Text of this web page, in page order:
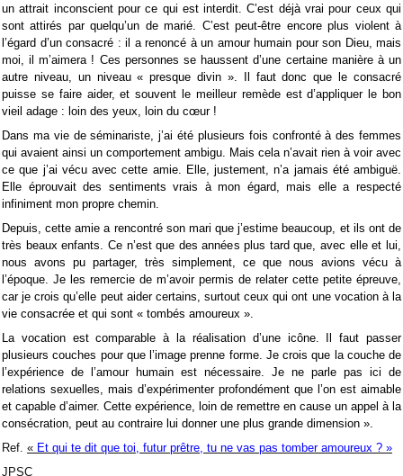
un attrait inconscient pour ce qui est interdit. C’est déjà vrai pour ceux qui
sont attirés par quelqu’un de marié. C’est peut-être encore plus violent à
l’égard d’un consacré : il a renoncé à un amour humain pour son Dieu, mais
moi, il m’aimera ! Ces personnes se haussent d’une certaine manière à un
autre niveau, un niveau « presque divin ». Il faut donc que le consacré
puisse se faire aider, et souvent le meilleur remède est d’appliquer le bon
vieil adage : loin des yeux, loin du cœur !
Dans ma vie de séminariste, j’ai été plusieurs fois confronté à des femmes
qui avaient ainsi un comportement ambigu. Mais cela n’avait rien à voir avec
ce que j’ai vécu avec cette amie. Elle, justement, n’a jamais été ambiguë.
Elle éprouvait des sentiments vrais à mon égard, mais elle a respecté
infiniment mon propre chemin.
Depuis, cette amie a rencontré son mari que j’estime beaucoup, et ils ont de
très beaux enfants. Ce n’est que des années plus tard que, avec elle et lui,
nous avons pu partager, très simplement, ce que nous avions vécu à
l’époque. Je les remercie de m’avoir permis de relater cette petite épreuve,
car je crois qu’elle peut aider certains, surtout ceux qui ont une vocation à la
vie consacrée et qui sont « tombés amoureux ».
La vocation est comparable à la réalisation d’une icône. Il faut passer
plusieurs couches pour que l’image prenne forme. Je crois que la couche de
l’expérience de l’amour humain est nécessaire. Je ne parle pas ici de
relations sexuelles, mais d’expérimenter profondément que l’on est aimable
et capable d’aimer. Cette expérience, loin de remettre en cause un appel à la
consécration, peut au contraire lui donner une plus grande dimension ».
Ref. « Et qui te dit que toi, futur prêtre, tu ne vas pas tomber amoureux ? »
JPSC